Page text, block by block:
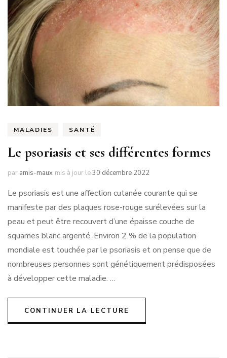
MALADIES SANTÉ
Le psoriasis et ses différentes formes
par amis-maux mis à jour le30 décembre 2022
Le psoriasis est une affection cutanée courante qui se
manifeste par des plaques rose-rouge surélevées sur la
peau et peut être recouvert d’une épaisse couche de
squames blanc argenté. Environ 2 % de la population
mondiale est touchée par le psoriasis et on pense que de
nombreuses personnes sont génétiquement prédisposées
à développer cette maladie. …
CONTINUER LA LECTURE